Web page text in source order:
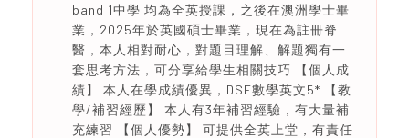
band 1中學 均為全英授課，之後在澳洲學士畢
業，2025年於英國碩士畢業，現在為註冊脊
醫，本人相對耐心，對題目理解、解題獨有一
套思考方法，可分享給學生相關技巧 【個人成
績】 本人在學成績優異，DSE數學英文5* 【教
學/補習經歷】 本人有3年補習經驗，有大量補
充練習 【個人優勢】 可提供全英上堂，有責任